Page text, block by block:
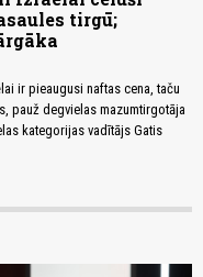
tirgū;
ir pieaugusi naftas cena, taču
pauž degvielas mazumtirgotāja
kategorijas vadītājs Gatis